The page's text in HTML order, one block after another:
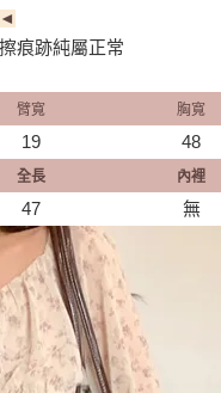
痕跡純屬正常
臂寬 胸寬
19 48
全長 內裡
47 無